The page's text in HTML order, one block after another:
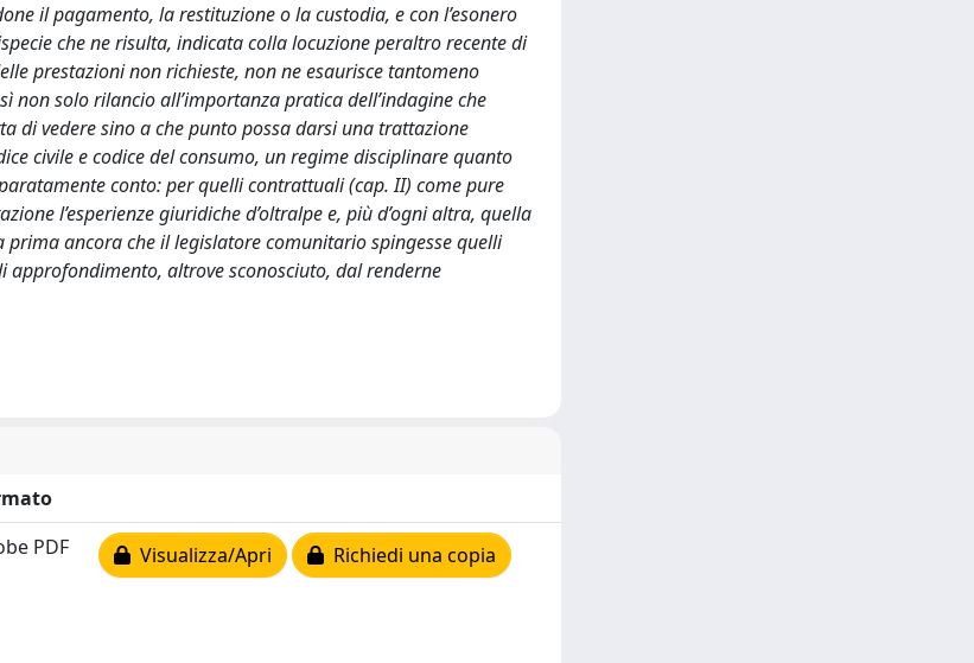
il pagamento, la restituzione o la custodia, e con l’esonero
che ne risulta, indicata colla locuzione peraltro recente di
prestazioni non richieste, non ne esaurisce tantomeno
solo rilancio all’importanza pratica dell’indagine che
di vedere sino a che punto possa darsi una trattazione
civile e codice del consumo, un regime disciplinare quanto
conto: per quelli contrattuali (cap. II) come pure
l’esperienze giuridiche d’oltralpe e, più d’ogni altra, quella
prima ancora che il legislatore comunitario spingesse quelli
altrove sconosciuto, dal renderne
PDF Visualizza/Apri Richiedi una copia